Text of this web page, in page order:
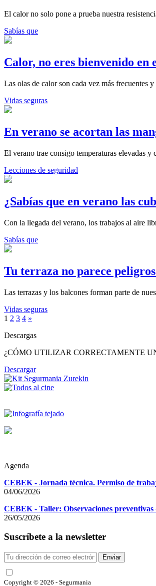
El calor no solo pone a prueba nuestra
Sabías que
Calor, no eres bienvenido en
Las olas de calor son cada vez más frecuentes
Vidas seguras
En verano se acortan las
El verano trae consigo temperaturas elevadas
Lecciones de seguridad
¿Sabías que en verano las
Con la llegada del verano, los trabajos al aire
Sabías que
Tu terraza no parece
Las terrazas y los balcones forman parte de
Vidas seguras
1 2 3 4 »
Descargas
¿CÓMO UTILIZAR CORRECTAMENTE
Descargar
Agenda
CEBEK - Jornada técnica. Permiso de
04/06/2026
CEBEK - Taller: Observaciones
26/05/2026
Suscríbete a la newsletter
Enviar
Copyright © 2026 - Segurmania